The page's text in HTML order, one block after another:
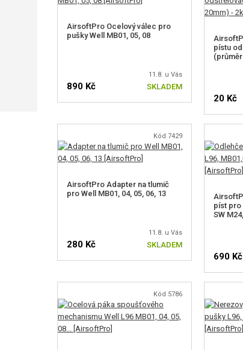
AirsoftPro Ocelový válec pro
pušky Well MB01, 05, 08
11.8. u Vás
890 Kč SKLADEM
pístu
20 Kč
Kód 7429
AirsoftPro Adapter na tlumič
pro Well MB01, 04, 05, 06, 13
11.8. u Vás
280 Kč SKLADEM
píst pro
SW
690 Kč
Kód 5786